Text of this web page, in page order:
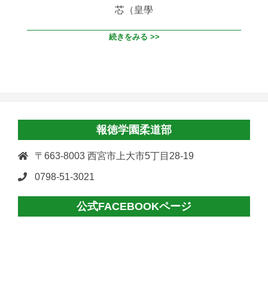
芯（皇學
続きをみる >>
報徳学園柔道部
〒663-8003 西宮市上大市5丁目28-19
0798-51-3021
公式FACEBOOKページ